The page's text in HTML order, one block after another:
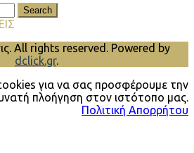
Search
All rights reserved. Powered by
dclick.gr.
για να σας προσφέρουμε την
πλοήγηση στον ιστότοπο μας.
Πολιτική Απορρήτου